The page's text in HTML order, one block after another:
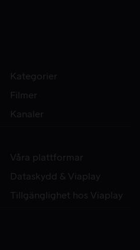
Kategorier
Filmer
Kanaler
Våra plattformar
Dataskydd & Viaplay
Tillgänglighet hos Viaplay